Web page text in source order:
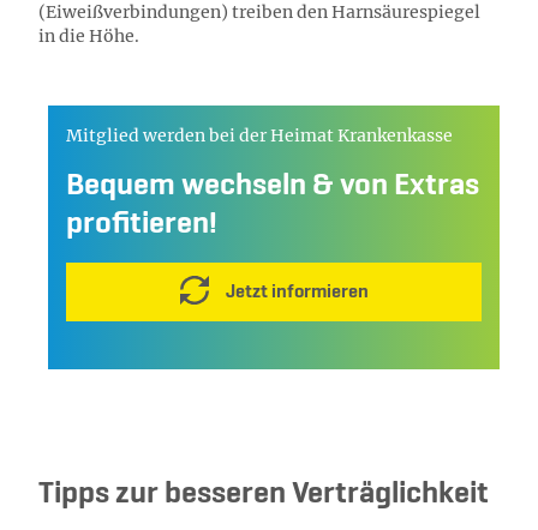
(Eiweißverbindungen) treiben den Harnsäurespiegel
in die Höhe.
Mitglied werden bei der Heimat Krankenkasse
Bequem wechseln & von Extras
profitieren!
Jetzt informieren
Tipps zur besseren Verträglichkeit